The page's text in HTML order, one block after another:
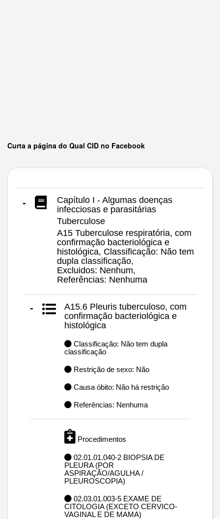
Curta a página do Qual CID no Facebook
-
Capítulo I - Algumas doenças
infecciosas e parasitárias
Tuberculose
A15 Tuberculose respiratória, com
confirmação bacteriológica e
histológica, Classificação: Não tem
dupla classificação,
Excluidos: Nenhum,
Referências: Nenhuma
-
A15.6 Pleuris tuberculoso, com
confirmação bacteriológica e
histológica
Classificação: Não tem dupla
classificação
Restrição de sexo: Não
Causa óbito: Não há restrição
Referências: Nenhuma
Procedimentos
02.01.01.040-2 BIOPSIA DE
PLEURA (POR
ASPIRAÇÃO/AGULHA /
PLEUROSCOPIA)
02.03.01.003-5 EXAME DE
CITOLOGIA (EXCETO CERVICO-
VAGINAL E DE MAMA)